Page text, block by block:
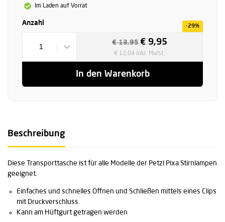
Im Laden auf Vorrat
Anzahl -29%
1
€ 13,95 € 9,95
€ 12,04 inkl. MwSt.
In den Warenkorb
Beschreibung
Diese Transporttasche ist für alle Modelle der Petzl Pixa Stirnlampen
geeignet.
Einfaches und schnelles Öffnen und Schließen mittels eines Clips
mit Druckverschluss.
Kann am Hüftgurt getragen werden